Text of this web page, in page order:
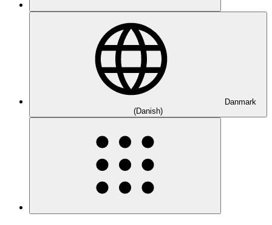
Danmark
(Danish)